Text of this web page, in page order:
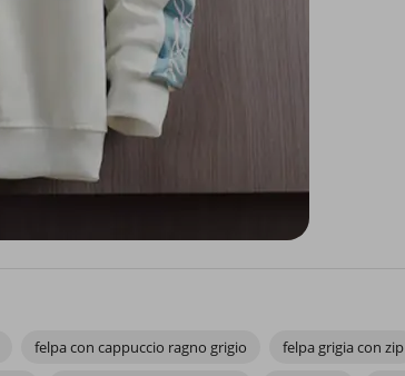
felpa con cappuccio ragno grigio felpa grigia con zip